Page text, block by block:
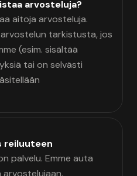
arvosteluja?
aitoja arvosteluja.
tarkistusta, jos
(esim. sisältää
tai on selvästi
reiluuteen
palvelu. Emme auta